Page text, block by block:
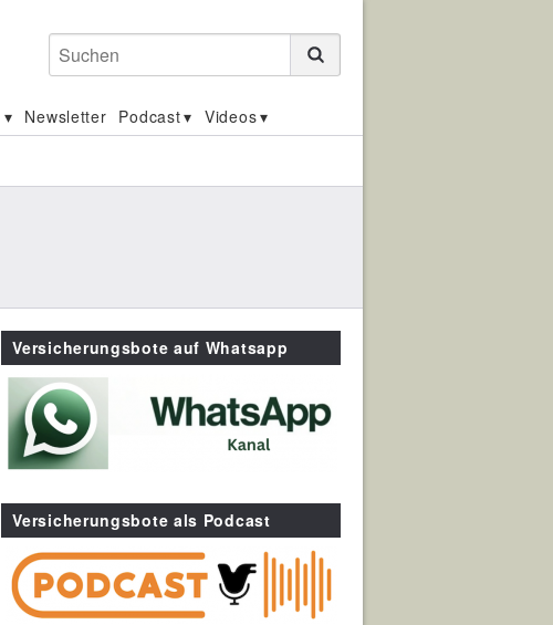
Suchen
Newsletter Podcast Videos
Versicherungsbote auf Whatsapp
Versicherungsbote als Podcast